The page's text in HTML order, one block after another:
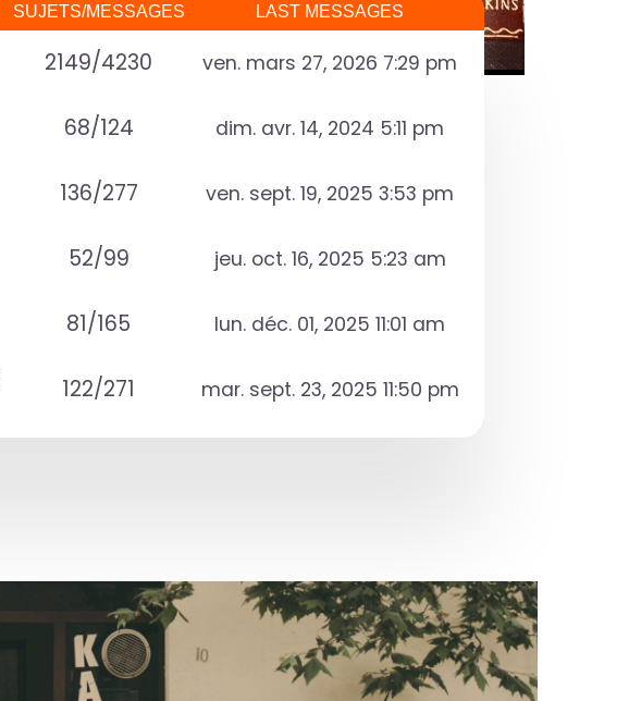
SUJETS/MESSAGES LAST MESSAGES
2149/4230 ven. mars 27, 2026 7:29 pm
68/124 dim. avr. 14, 2024 5:11 pm
136/277 ven. sept. 19, 2025 3:53 pm
52/99 jeu. oct. 16, 2025 5:23 am
81/165 lun. déc. 01, 2025 11:01 am
122/271 mar. sept. 23, 2025 11:50 pm